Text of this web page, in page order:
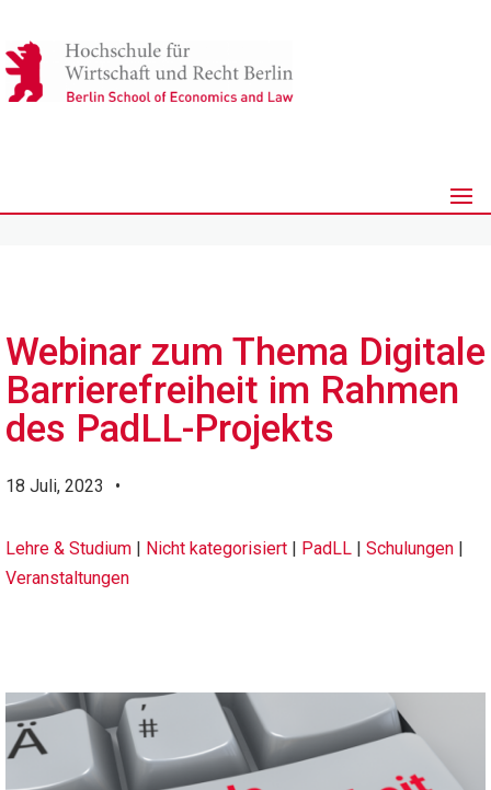
Webinar zum Thema Digitale
Barrierefreiheit im Rahmen
des PadLL-Projekts
18 Juli, 2023 •
Lehre & Studium | Nicht kategorisiert | PadLL | Schulungen |
Veranstaltungen